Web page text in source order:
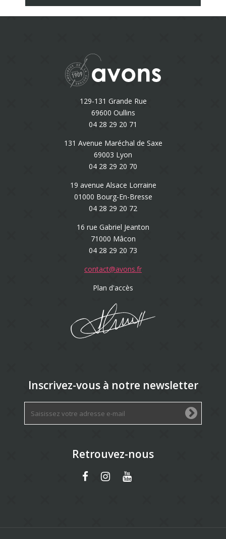
129-131 Grande Rue
69600 Oullins
04 28 29 20 71
131 Avenue Maréchal de Saxe
69003 Lyon
04 28 29 20 70
19 avenue Alsace Lorraine
01000 Bourg-En-Bresse
04 28 29 20 72
16 rue Gabriel Jeanton
71000 Mâcon
04 28 29 20 73
contact@avons.fr
Plan d'accès
Inscrivez-vous à notre newsletter
Retrouvez-nous